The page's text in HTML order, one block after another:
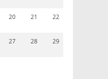
20 21 22
27 28 29